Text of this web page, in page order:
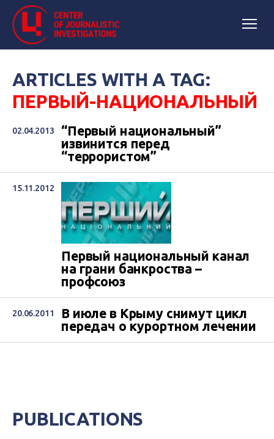
ARTICLES WITH A TAG:
ПЕРВЫЙ-НАЦИОНАЛЬНЫЙ
02.04.2013
“Первый национальный”
извинится перед
“террористом”
15.11.2012
Первый национальный канал
на грани банкроства –
профсоюз
20.06.2011
В июле в Крыму снимут цикл
передач о курортном лечении
PUBLICATIONS